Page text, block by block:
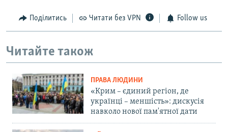
Поділитись Читати без VPN Follow us
Читайте також
ПРАВА ЛЮДИНИ
«Крим – єдиний регіон, де
українці – меншість»: дискусія
навколо нової пам'ятної дати